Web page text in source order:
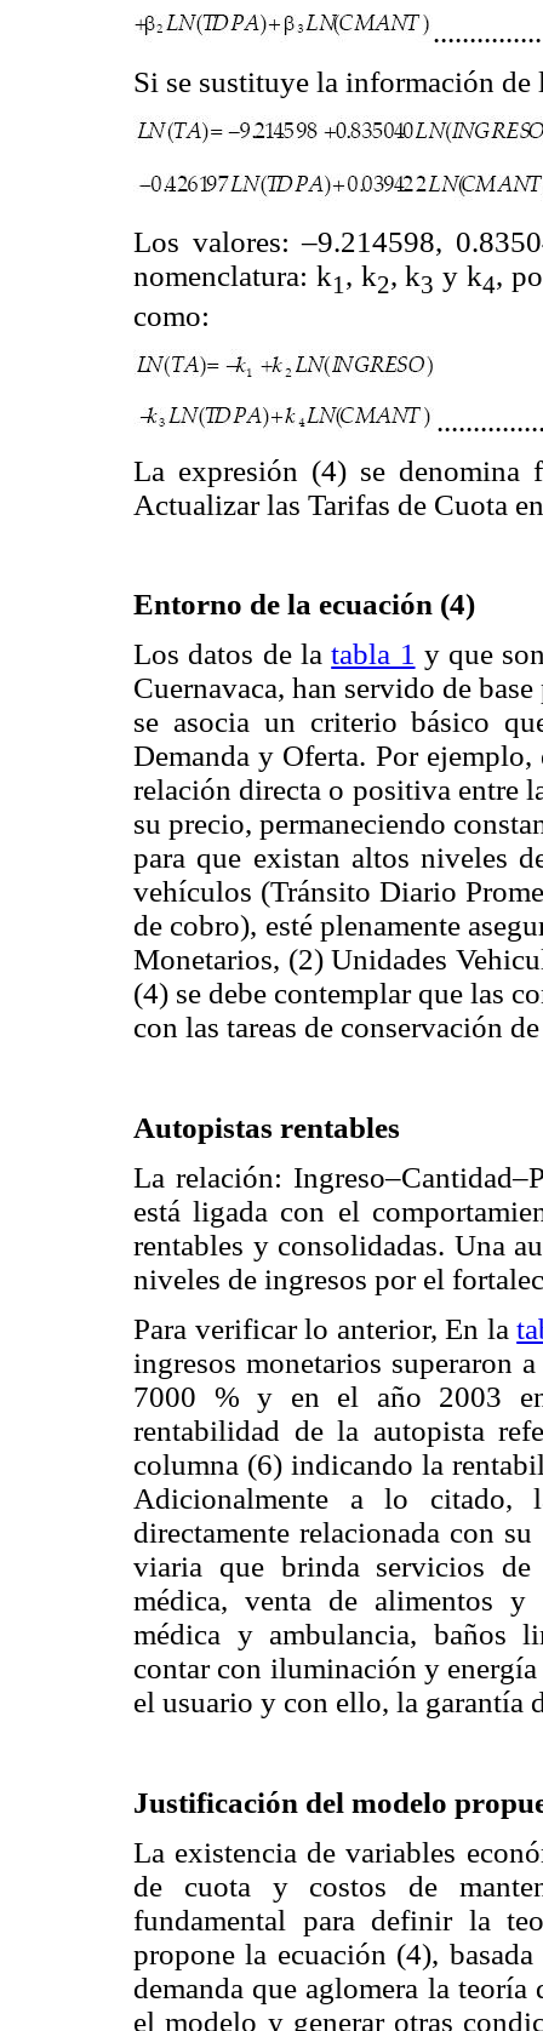
Si se sustituye la información
Los valores: –9.214598,
nomenclatura: k1 , k2, k3 y k4,
como:
La expresión (4) se denomina
Actualizar las Tarifas de Cuota
Entorno de la ecuación (4)
Los datos de latabla 1 y que
Cuernavaca, han servido de
se asocia un criterio básico
Demanda y Oferta. Por
relación directa o positiva entre
su precio, permaneciendo
para que existan altos niveles
vehículos (Tránsito Diario
de cobro), esté plenamente
Monetarios, (2) Unidades
(4) se debe contemplar que las
con las tareas de conservación
Autopistas rentables
La relación:
está ligada con el
rentables y consolidadas. Una
niveles de ingresos por el
Para verificar lo anterior, En la
ingresos monetarios superaron
7000 % y en el año 2003
rentabilidad de la autopista
columna (6) indicando la
Adicionalmente a lo citado,
directamente relacionada con
viaria que brinda servicios
médica, venta de alimentos y
médica y ambulancia, baños
contar con iluminación y
el usuario y con ello, la garantía
Justificación del modelo
La existencia de variables
de cuota y costos de
fundamental para definir la
propone la ecuación (4),
demanda que aglomera la
el modelo y generar otras